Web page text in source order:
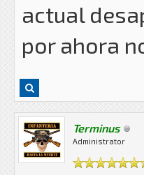
actual
por ahora
Terminus
Administrator